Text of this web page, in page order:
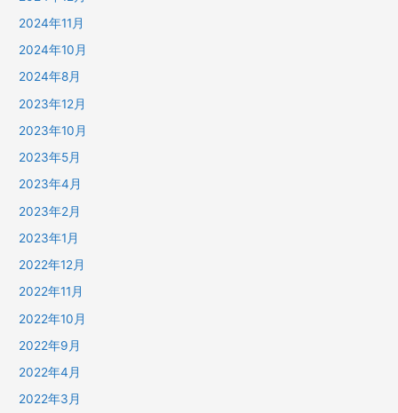
2024年11月
2024年10月
2024年8月
2023年12月
2023年10月
2023年5月
2023年4月
2023年2月
2023年1月
2022年12月
2022年11月
2022年10月
2022年9月
2022年4月
2022年3月